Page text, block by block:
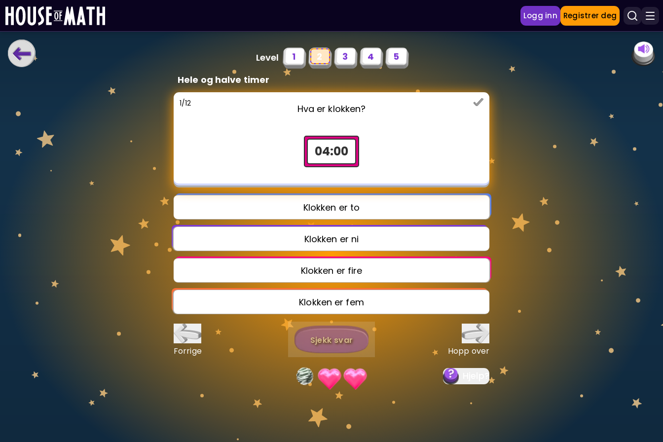
Logg inn Registrer deg
LÆRINGSVERKTØY
Vis mer
SPILL
Gangetabellen
Bestill privatundervisning
Inviter en venn
Level 1 2 3 4
5
Hele og halve timer
1/12 Hva er klokken?
04:00
Klokken er to
Klokken er ni
Klokken er fire
Klokken er fem
Forrige
Sjekk svar
Hopp over
?